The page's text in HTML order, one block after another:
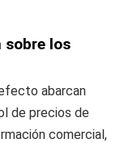
sobre los
abarcan
de precios de
comercial,